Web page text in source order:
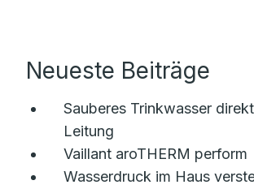
Neueste Beiträge
Sauberes Trinkwasser
Leitung
Vaillant aroTHERM perform
Wasserdruck im Haus